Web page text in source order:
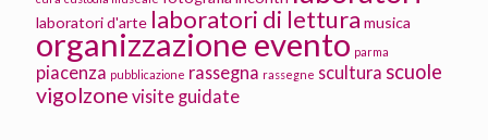
laboratori d'arte laboratori di lettura musica
organizzazione evento parma
piacenza pubblicazione rassegna rassegne scultura scuole
vigolzone visite guidate